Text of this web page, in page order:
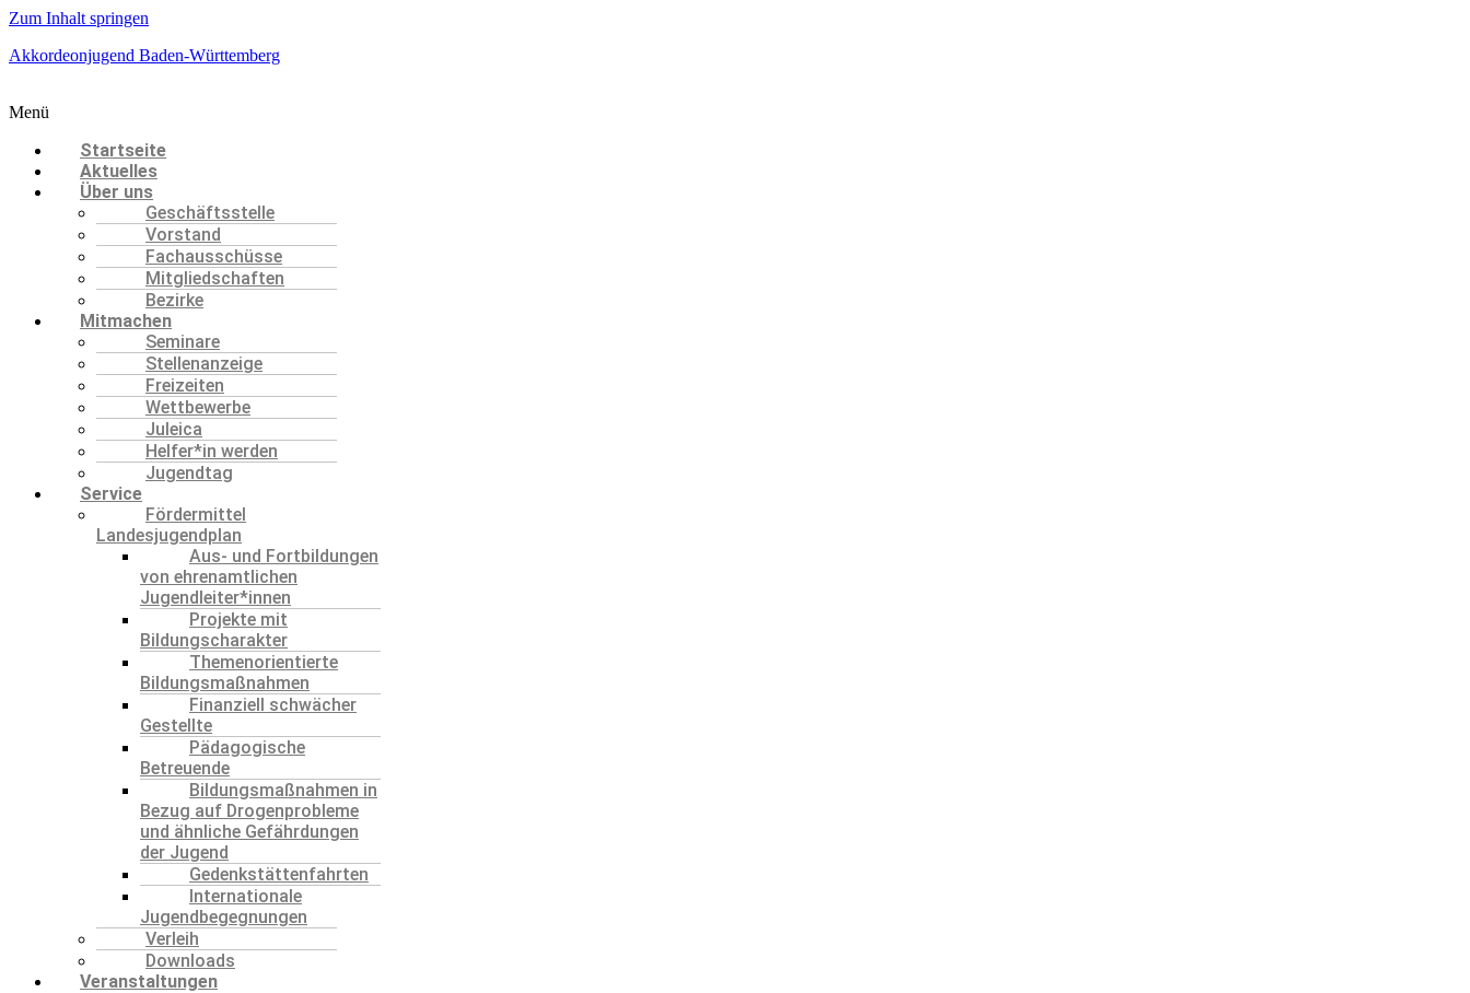
Zum Inhalt springen
Akkordeonjugend Baden-Württemberg
Menü
Startseite
Aktuelles
Über uns
Geschäftsstelle
Vorstand
Fachausschüsse
Mitgliedschaften
Bezirke
Mitmachen
Seminare
Stellenanzeige
Freizeiten
Wettbewerbe
Juleica
Helfer*in werden
Jugendtag
Service
Fördermittel
Landesjugendplan
Aus- und Fortbildungen
von ehrenamtlichen
Jugendleiter*innen
Projekte mit
Bildungscharakter
Themenorientierte
Bildungsmaßnahmen
Finanziell schwächer
Gestellte
Pädagogische
Betreuende
Bildungsmaßnahmen in
Bezug auf Drogenprobleme
und ähnliche Gefährdungen
der Jugend
Gedenkstättenfahrten
Internationale
Jugendbegegnungen
Verleih
Downloads
Veranstaltungen